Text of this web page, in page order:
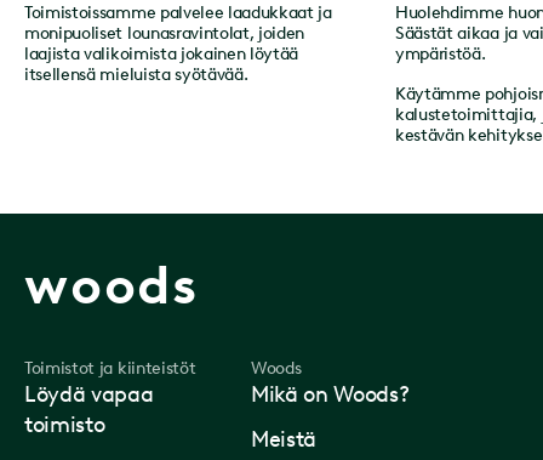
Toimistoissamme palvelee laadukkaat ja
monipuoliset lounasravintolat, joiden
laajista valikoimista jokainen löytää
itsellensä mieluista syötävää.
Huolehdimme
Säästät aikaa ja
ympäristöä.
Käytämme
kalustetoimittajia,
kestävän
woods
Toimistot ja kiinteistöt
Löydä vapaa
toimisto
Woods
Mikä on Woods?
Meistä